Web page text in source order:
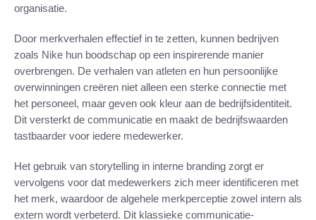
organisatie.
Door merkverhalen effectief in te zetten, kunnen bedrijven
zoals Nike hun boodschap op een inspirerende manier
overbrengen. De verhalen van atleten en hun persoonlijke
overwinningen creëren niet alleen een sterke connectie met
het personeel, maar geven ook kleur aan de bedrijfsidentiteit.
Dit versterkt de communicatie en maakt de bedrijfswaarden
tastbaarder voor iedere medewerker.
Het gebruik van storytelling in interne branding zorgt er
vervolgens voor dat medewerkers zich meer identificeren met
het merk, waardoor de algehele merkperceptie zowel intern als
extern wordt verbeterd. Dit klassieke communicatie-